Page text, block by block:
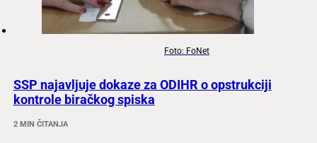
Foto: FoNet
SSP najavljuje dokaze za ODIHR o opstrukciji
kontrole biračkog spiska
2 MIN ČITANJA